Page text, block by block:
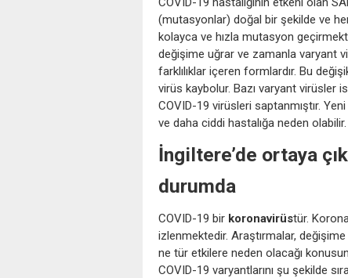
(mutasyonlar) doğal bir şekilde ve
kolayca ve hızla mutasyon
değişime uğrar ve zamanla varyant
farklılıklar içeren formlardır. Bu
virüs kaybolur. Bazı varyant virüsler
COVID-19 virüsleri saptanmıştır.
ve daha ciddi hastalığa neden olabilir.
İngiltere’de ortaya
durumda
COVID-19 bir koronavirüstür.
izlenmektedir. Araştırmalar,
ne tür etkilere neden olacağı
COVID-19 varyantlarını şu şekilde